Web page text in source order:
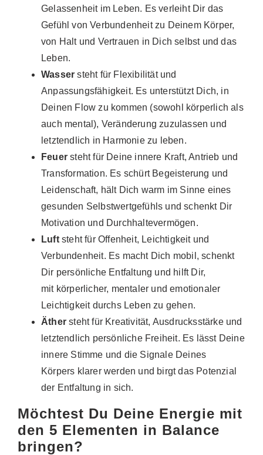
Gelassenheit im Leben. Es verleiht Dir das
Gefühl von Verbundenheit zu Deinem Körper,
von Halt und Vertrauen in Dich selbst und das
Leben.
Wassersteht für Flexibilität und
Anpassungsfähigkeit. Es unterstützt Dich, in
Deinen Flow zu kommen (sowohl körperlich als
auch mental), Veränderung zuzulassen und
letztendlich in Harmonie zu leben.
Feuersteht für Deine innere Kraft, Antrieb und
Transformation. Es schürt Begeisterung und
Leidenschaft, hält Dich warm im Sinne eines
gesunden Selbstwertgefühls und schenkt Dir
Motivation und Durchhaltevermögen.
Luft steht für Offenheit, Leichtigkeit und
Verbundenheit. Es macht Dich mobil, schenkt
Dir persönliche Entfaltung und hilft Dir,
mit körperlicher, mentaler und emotionaler
Leichtigkeit durchs Leben zu gehen.
Äthersteht für Kreativität, Ausdrucksstärke und
letztendlich persönliche Freiheit. Es lässt Deine
innere Stimme und die Signale Deines
Körpers klarer werden und birgt das Potenzial
der Entfaltung in sich.
Möchtest Du Deine Energie mit
den 5 Elementen in Balance
bringen?